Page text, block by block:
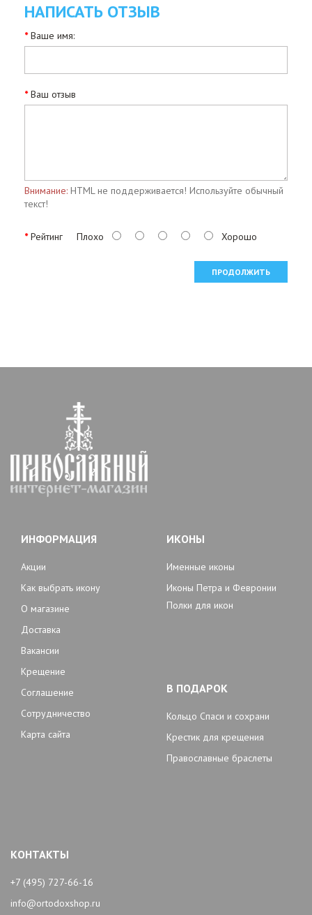
НАПИСАТЬ ОТЗЫВ
Ваше имя:
Ваш отзыв
Внимание: HTML не поддерживается! Используйте обычный
текст!
Рейтинг Плохо Хорошо
ПРОДОЛЖИТЬ
ИНФОРМАЦИЯ
Акции
Как выбрать икону
О магазине
Доставка
Вакансии
Крещение
Соглашение
Сотрудничество
Карта сайта
ИКОНЫ
Именные иконы
Иконы Петра и Февронии
Полки для икон
В ПОДАРОК
Кольцо Спаси и сохрани
Крестик для крещения
Православные браслеты
КОНТАКТЫ
+7 (495) 727-66-16
info@ortodoxshop.ru